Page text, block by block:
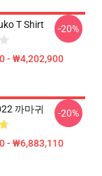
T Shirt
- ₩4,202,900
-20%
까마귀
- ₩6,883,110
-20%